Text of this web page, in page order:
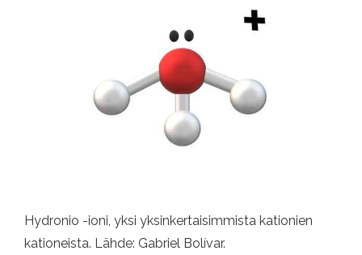
Hydronio -ioni, yksi yksinkertaisimmista kationien
kationeista. Lähde: Gabriel Bolívar.